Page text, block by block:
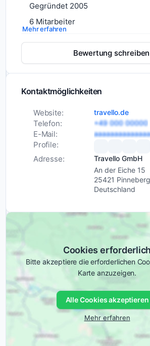
Pinneberg
bei
spezialisiert
auf
Entwicklung
strategischer
Websites
Unternehmen.
Seit
Unternehmen
dabei,
Websites
zu
entwickeln,
modern
Mehr erfahren
API-
Erfahrungen
mit Travello
GmbH
Gegründet 2005
6 Mitarbeiter
Bewertung schreiben
Kontaktmöglichkeiten
Website: travello.de
Telefon: +49 000 00000
E-Mail:
Profile:
Adresse:
Travello GmbH
An der Eiche 15
25421 Pinneberg
Deutschland
Cookies erforderlich
Bitte akzeptiere die erforderlichen
Karte anzuzeigen.
Alle Cookies akzeptieren
Mehr erfahren